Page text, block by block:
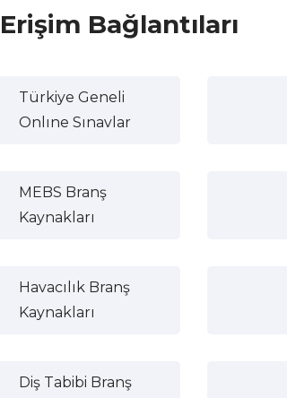
Erişim Bağlantıları
Türkiye Geneli
Onlıne Sınavlar
MEBS Branş
Kaynakları
Havacılık Branş
Kaynakları
Diş Tabibi Branş